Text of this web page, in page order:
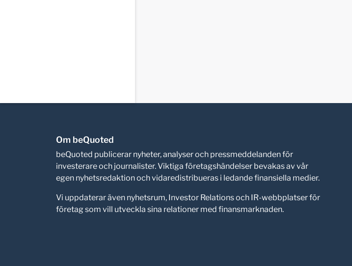
Om beQuoted
beQuoted publicerar nyheter, analyser och pressmeddelanden för
investerare och journalister. Viktiga företagshändelser bevakas av vår
egen nyhetsredaktion och vidaredistribueras i ledande finansiella medier.
Vi uppdaterar även nyhetsrum, Investor Relations och IR-webbplatser för
företag som vill utveckla sina relationer med finansmarknaden.